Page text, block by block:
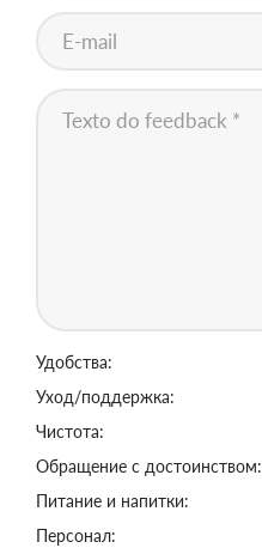
Удобства:
Уход/поддержка:
Чистота:
Обращение с достоинством:
Питание и напитки:
Персонал: